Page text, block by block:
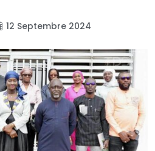
12 Septembre 2024